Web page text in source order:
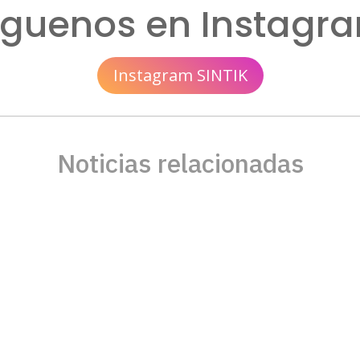
en
Instagram SINTIK
Noticias relacionadas